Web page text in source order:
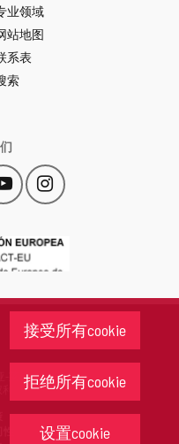
接受所有cookie
拒绝所有cookie
设置cookie
业领域
站地图
系表
索
YouTube
此
链
会
打
一
个
窗
口。
Instagram
此
链
会
一
个
新
窗
口。
-莱昂省政府